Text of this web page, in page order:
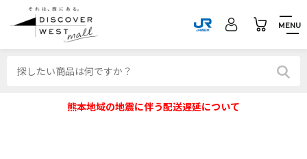
MENU
熊本地域の地震に伴う配送遅延について